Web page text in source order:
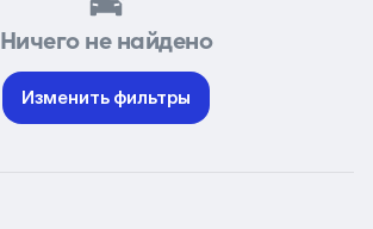
Ничего не найдено
Изменить фильтры